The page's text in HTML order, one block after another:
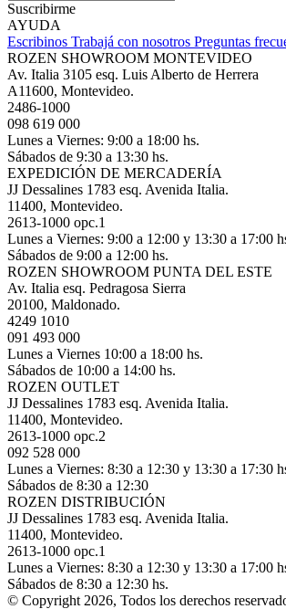
Suscribirme
AYUDA
Escribinos Trabajá con nosotros Preguntas
ROZEN SHOWROOM MONTEVIDEO
Av. Italia 3105 esq. Luis Alberto de Herrera
A11600, Montevideo.
2486-1000
098 619 000
Lunes a Viernes: 9:00 a 18:00 hs.
Sábados de 9:30 a 13:30 hs.
EXPEDICIÓN DE MERCADERÍA
JJ Dessalines 1783 esq. Avenida Italia.
11400, Montevideo.
2613-1000 opc.1
Lunes a Viernes: 9:00 a 12:00 y 13:30 a 17:00
Sábados de 9:00 a 12:00 hs.
ROZEN SHOWROOM PUNTA DEL ESTE
Av. Italia esq. Pedragosa Sierra
20100, Maldonado.
4249 1010
091 493 000
Lunes a Viernes 10:00 a 18:00 hs.
Sábados de 10:00 a 14:00 hs.
ROZEN OUTLET
JJ Dessalines 1783 esq. Avenida Italia.
11400, Montevideo.
2613-1000 opc.2
092 528 000
Lunes a Viernes: 8:30 a 12:30 y 13:30 a 17:30
Sábados de 8:30 a 12:30
ROZEN DISTRIBUCIÓN
JJ Dessalines 1783 esq. Avenida Italia.
11400, Montevideo.
2613-1000 opc.1
Lunes a Viernes: 8:30 a 12:30 y 13:30 a 17:00
Sábados de 8:30 a 12:30 hs.
© Copyright 2026, Todos los derechos